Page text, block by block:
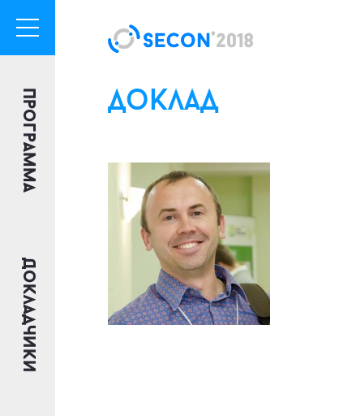
Программа
Докладчики
доклад